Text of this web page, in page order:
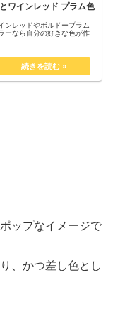
ワインレッド プラム色
ンレッドやボルドープラム
ーなら自分の好きな色が作
ップなイメージで
、かつ差し色とし